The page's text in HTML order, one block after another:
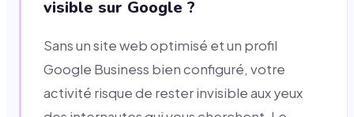
visible sur Google ?
Sans un site web optimisé et un profil
Google Business bien configuré, votre
activité risque de rester invisible aux yeux